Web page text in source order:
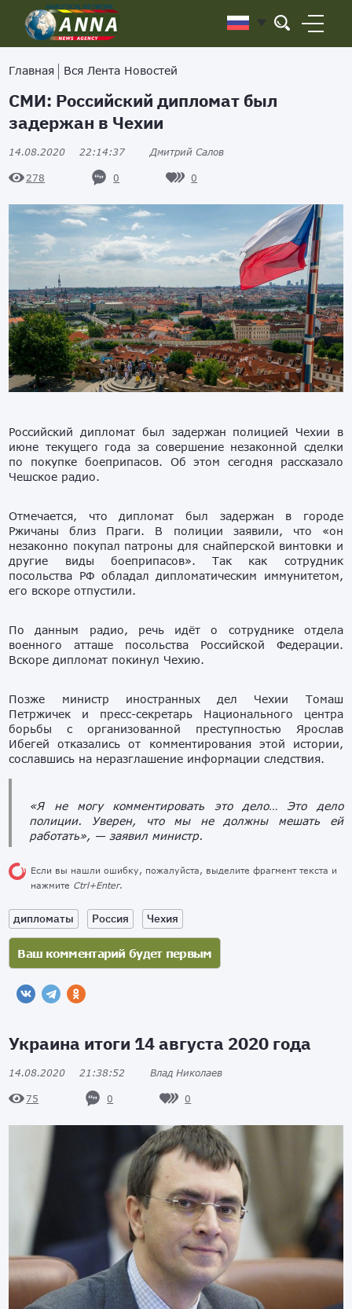
Главная Вся Лента Новостей
СМИ: Российский дипломат был
задержан в Чехии
14.08.2020 22:14:37 Дмитрий Салов
278 0 0
Российский дипломат был задержан полицией Чехии в
июне текущего года за совершение незаконной сделки
по покупке боеприпасов. Об этом сегодня рассказало
Чешское радио.
Отмечается, что дипломат был задержан в городе
Ржичаны близ Праги. В полиции заявили, что «он
незаконно покупал патроны для снайперской винтовки и
другие виды боеприпасов». Так как сотрудник
посольства РФ обладал дипломатическим иммунитетом,
его вскоре отпустили.
По данным радио, речь идёт о сотруднике отдела
военного атташе посольства Российской Федерации.
Вскоре дипломат покинул Чехию.
Позже министр иностранных дел Чехии Томаш
Петржичек и пресс-секретарь Национального центра
борьбы с организованной преступностью Ярослав
Ибегей отказались от комментирования этой истории,
сославшись на неразглашение информации следствия.
«Я не могу комментировать это дело… Это дело
полиции. Уверен, что мы не должны мешать ей
работать», — заявил министр.
Если вы нашли ошибку, пожалуйста, выделите фрагмент текста и
нажмите Ctrl+Enter.
дипломаты Россия Чехия
Украина итоги 14 августа 2020 года
14.08.2020 21:38:52 Влад Николаев
75 0 0